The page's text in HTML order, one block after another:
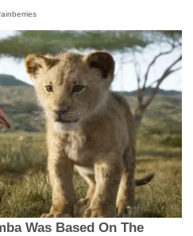
Was Based On The